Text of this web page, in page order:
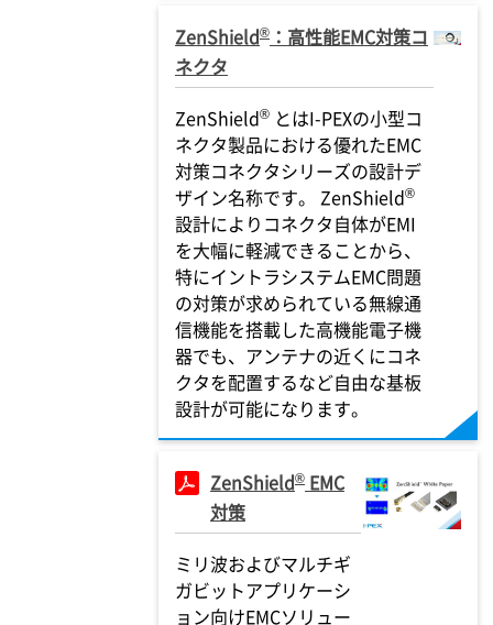
ZenShield® ：高性能EMC対策コ
ネクタ
ZenShield® とはI-PEXの小型コ
ネクタ製品における優れたEMC
対策コネクタシリーズの設計デ
ザイン名称です。 ZenShield®
設計によりコネクタ自体がEMI
を大幅に軽減できることから、
特にイントラシステムEMC問題
の対策が求められている無線通
信機能を搭載した高機能電子機
器でも、アンテナの近くにコネ
クタを配置するなど自由な基板
設計が可能になります。
ZenShield® EMC
対策
ミリ波およびマルチギ
ガビットアプリケーシ
ョン向けEMCソリュー